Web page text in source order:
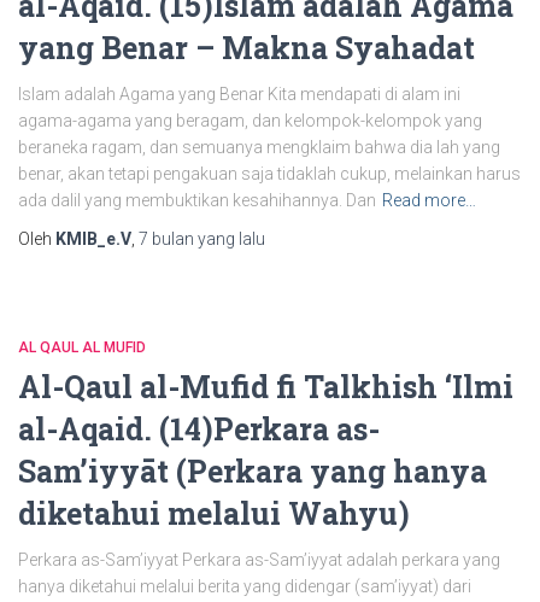
yang Benar – Makna Syahadat
Islam adalah Agama yang Benar Kita mendapati di alam ini
agama-agama yang beragam, dan kelompok-kelompok yang
beraneka ragam, dan semuanya mengklaim bahwa dia lah yang
benar, akan tetapi pengakuan saja tidaklah cukup, melainkan harus
ada dalil yang membuktikan kesahihannya. Dan Read more…
Oleh KMIB_e.V 7 bulan yang lalu
AL QAUL AL MUFID
Al-Qaul al-Mufid fi Talkhish ‘Ilmi
al-Aqaid. (14)Perkara as-
Sam’iyyāt (Perkara yang hanya
diketahui melalui Wahyu)
Perkara as-Sam’iyyat Perkara as-Sam’iyyat adalah perkara yang
hanya diketahui melalui berita yang didengar (sam’iyyat) dari